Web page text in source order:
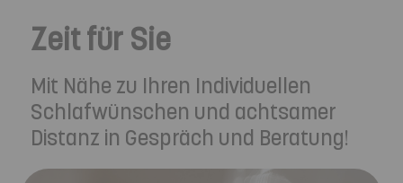
Zeit für Sie
Mit Nähe zu Ihren Individuellen
Schlafwünschen und achtsamer
Distanz in Gespräch und Beratung!